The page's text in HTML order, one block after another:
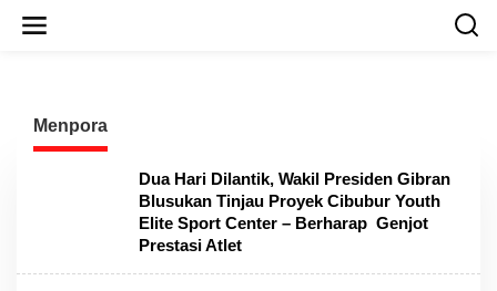
Menpora
Dua Hari Dilantik, Wakil Presiden Gibran
Blusukan Tinjau Proyek Cibubur Youth
Elite Sport Center – Berharap Genjot
Prestasi Atlet